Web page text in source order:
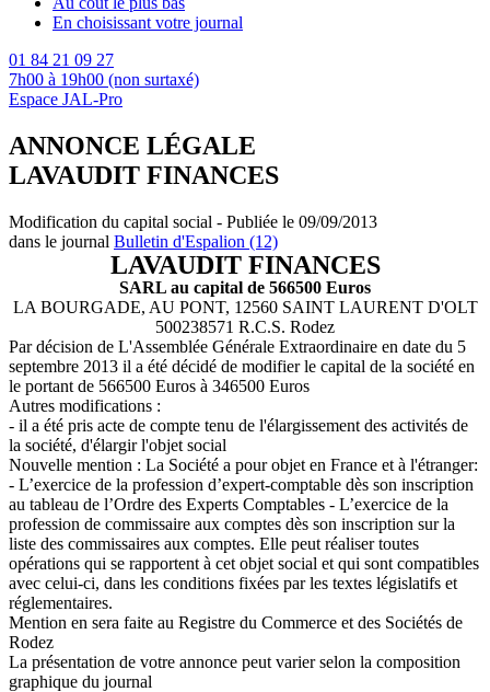
En choisissant votre journal
01 84 21 09 27
7h00 à 19h00 (non surtaxé)
Espace JAL-Pro
ANNONCE LÉGALE
LAVAUDIT FINANCES
Modification du capital social - Publiée le 09/09/2013
dans le journal Bulletin d'Espalion (12)
LAVAUDIT FINANCES
SARL au capital de 566500 Euros
LA BOURGADE, AU PONT, 12560 SAINT LAURENT D'OLT
500238571 R.C.S. Rodez
Par décision de L'Assemblée Générale Extraordinaire en date du 5
septembre 2013 il a été décidé de modifier le capital de la société en
le portant de 566500 Euros à 346500 Euros
Autres modifications :
- il a été pris acte de compte tenu de l'élargissement des activités de
la société, d'élargir l'objet social
Nouvelle mention : La Société a pour objet en France et à l'étranger:
- L’exercice de la profession d’expert-comptable dès son inscription
au tableau de l’Ordre des Experts Comptables - L’exercice de la
profession de commissaire aux comptes dès son inscription sur la
liste des commissaires aux comptes. Elle peut réaliser toutes
opérations qui se rapportent à cet objet social et qui sont compatibles
avec celui-ci, dans les conditions fixées par les textes législatifs et
réglementaires.
Mention en sera faite au Registre du Commerce et des Sociétés de
Rodez
La présentation de votre annonce peut varier selon la composition
graphique du journal